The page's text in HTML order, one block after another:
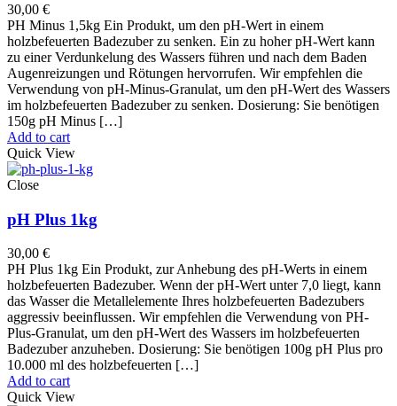
30,00 €
PH Minus 1,5kg Ein Produkt, um den pH-Wert in einem
holzbefeuerten Badezuber zu senken. Ein zu hoher pH-Wert kann
zu einer Verdunkelung des Wassers führen und nach dem Baden
Augenreizungen und Rötungen hervorrufen. Wir empfehlen die
Verwendung von pH-Minus-Granulat, um den pH-Wert des Wassers
im holzbefeuerten Badezuber zu senken. Dosierung: Sie benötigen
150g pH Minus […]
Add to cart
Quick View
Close
pH Plus 1kg
30,00 €
PH Plus 1kg Ein Produkt, zur Anhebung des pH-Werts in einem
holzbefeuerten Badezuber. Wenn der pH-Wert unter 7,0 liegt, kann
das Wasser die Metallelemente Ihres holzbefeuerten Badezubers
aggressiv beeinflussen. Wir empfehlen die Verwendung von PH-
Plus-Granulat, um den pH-Wert des Wassers im holzbefeuerten
Badezuber anzuheben. Dosierung: Sie benötigen 100g pH Plus pro
10.000 ml des holzbefeuerten […]
Add to cart
Quick View